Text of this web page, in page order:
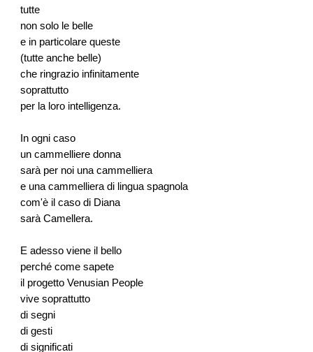
tutte
non solo le belle
e in particolare queste
(tutte anche belle)
che ringrazio infinitamente
soprattutto
per la loro intelligenza.
In ogni caso
un cammelliere donna
sarà per noi una cammelliera
e una cammelliera di lingua spagnola
com'è il caso di Diana
sarà Camellera.
E adesso viene il bello
perché come sapete
il progetto Venusian People
vive soprattutto
di segni
di gesti
di significati